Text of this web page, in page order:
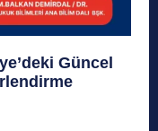
Güncel